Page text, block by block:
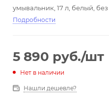
умывальник, 17 л, белый, без
Подробности
5 890 руб./шт
Нет в наличии
Нашли дешевле?